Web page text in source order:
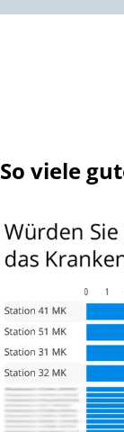
So viele